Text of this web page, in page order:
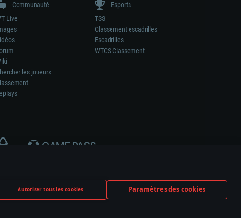
Autoriser tous les cookies Paramètres des cookies
Communauté
Live
les joueurs
Esports
TSS
Classement escadrilles
Escadrilles
WTCS Classement
de tout fabricant d’armes ou de véhicule.